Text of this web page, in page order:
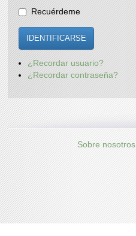
Recuérdeme
IDENTIFICARSE
¿Recordar usuario?
¿Recordar contraseña?
Sobre nosotros